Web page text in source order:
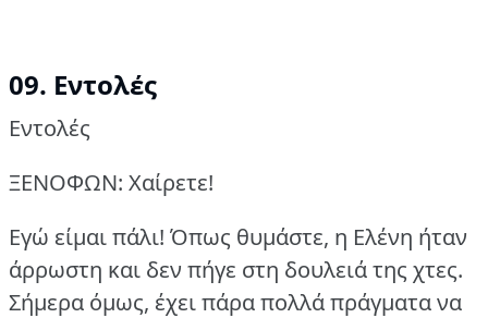
09. Εντολές
Εντολές
ΞΕΝΟΦΩΝ: Χαίρετε!
Εγώ είμαι πάλι! Όπως θυμάστε, η Ελένη ήταν
άρρωστη και δεν πήγε στη δουλειά της χτες.
Σήμερα όμως, έχει πάρα πολλά πράγματα να